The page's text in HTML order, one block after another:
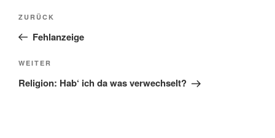
Beitragsnavigation
Vorheriger
Beitrag
ZURÜCK
Fehlanzeige
Nächster
Beitrag
WEITER
Religion: Hab‘ ich da was verwechselt?